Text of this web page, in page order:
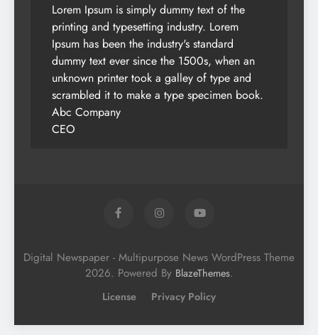
Lorem Ipsum is simply dummy text of the
printing and typesetting industry. Lorem
Ipsum has been the industry's standard
dummy text ever since the 1500s, when an
unknown printer took a galley of type and
scrambled it to make a type specimen book.
Abc Company
CEO
Digital Newspaper - Multipurpose News WordPress Theme
2026. Powered By BlazeThemes.
License Privacy Policy